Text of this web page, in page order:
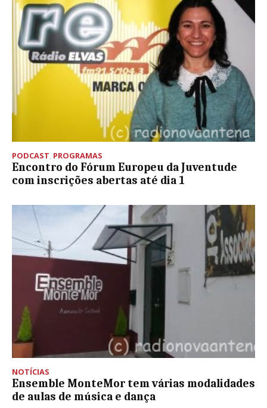
PODCAST, PROGRAMAS
Encontro do Fórum Europeu da Juventude
com inscrições abertas até dia 1
NOTÍCIAS
Ensemble MonteMor tem várias modalidades
de aulas de música e dança